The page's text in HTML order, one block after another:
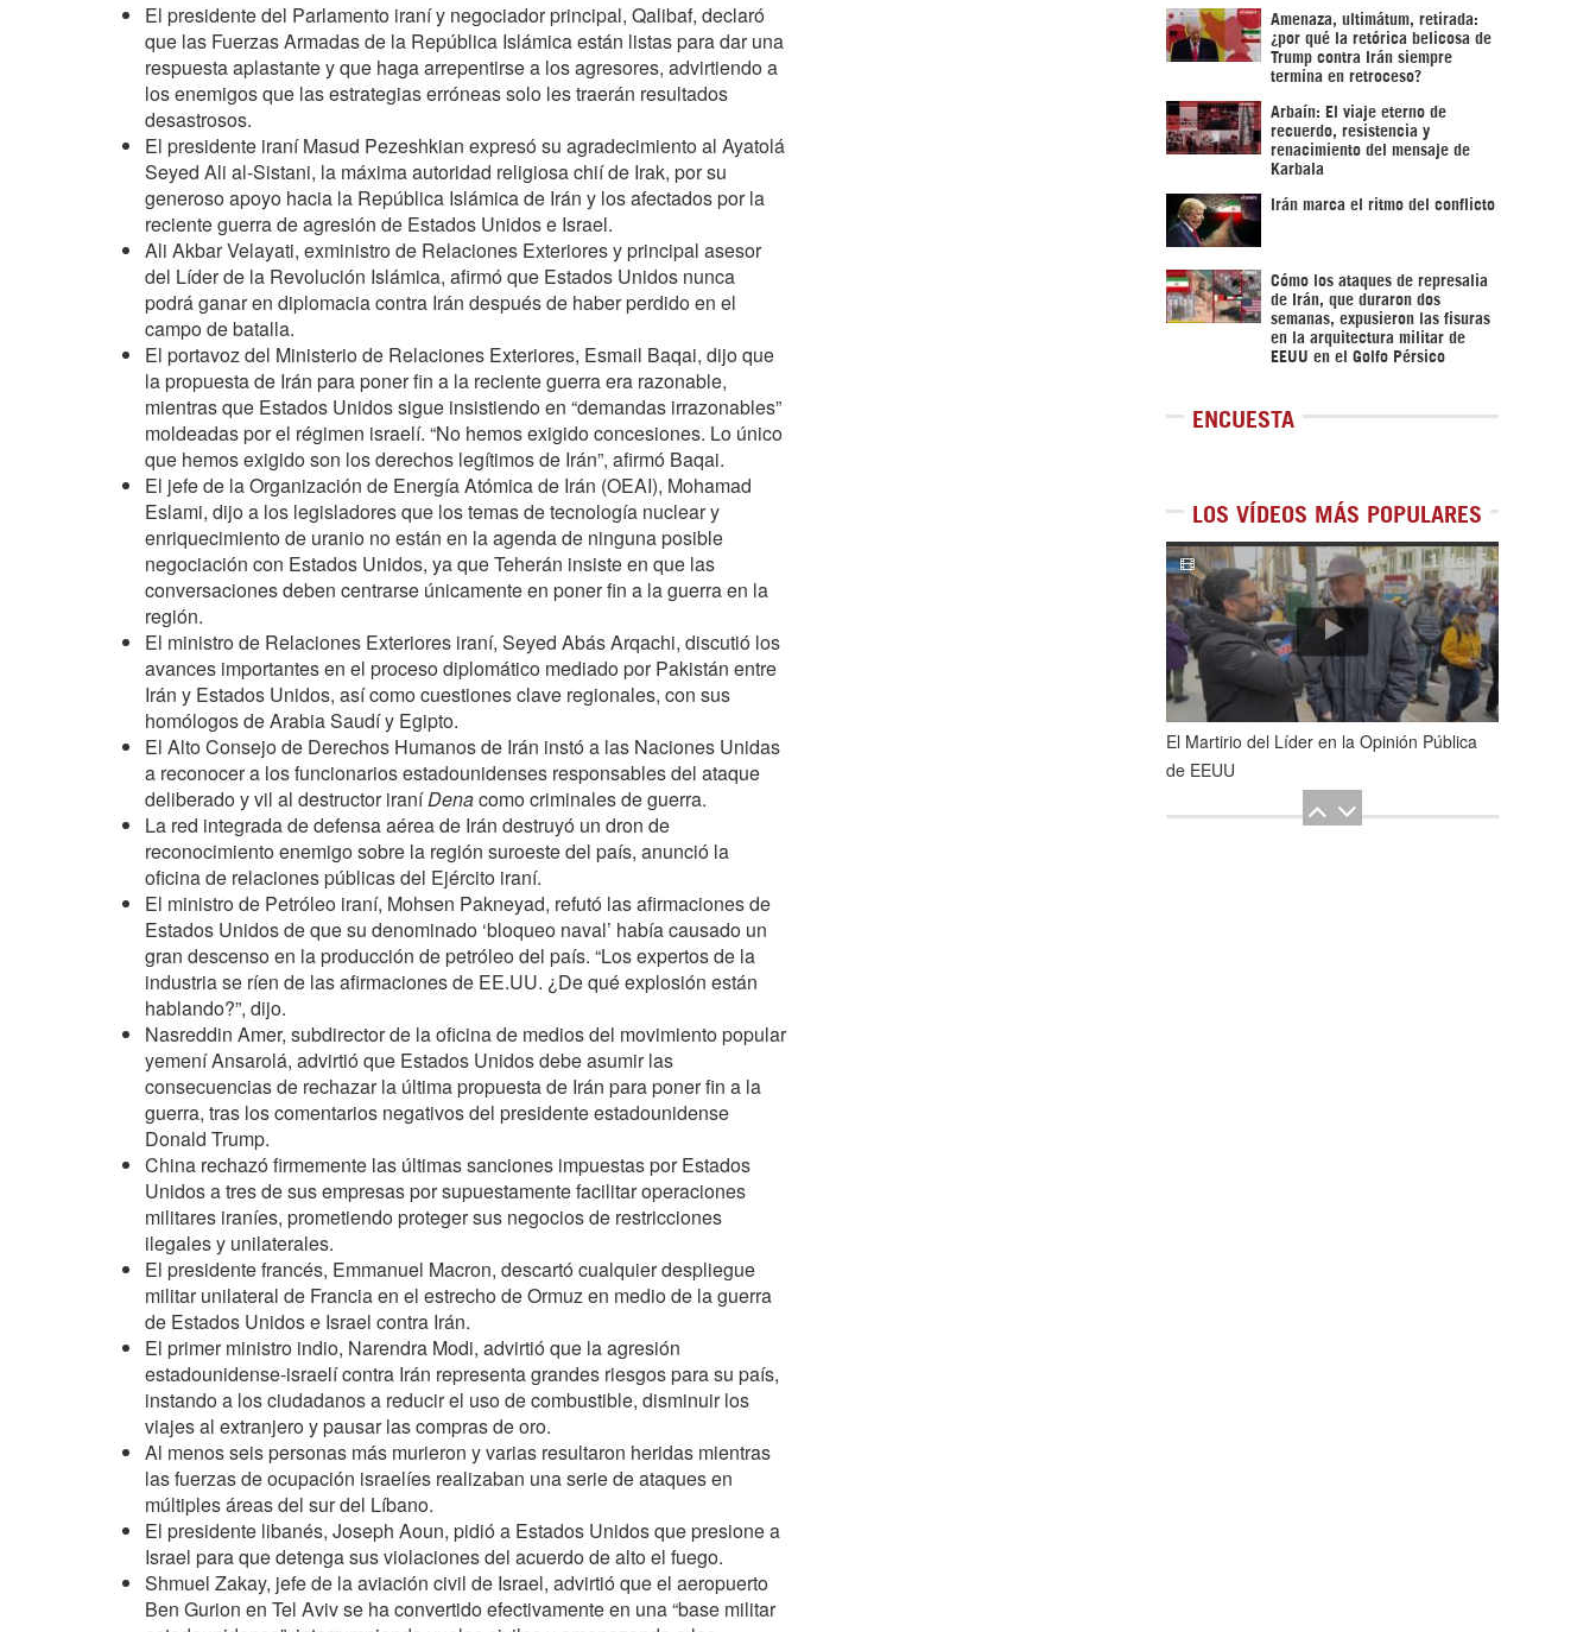
El presidente del Parlamento iraní y negociador principal, Qalibaf, declaró
que las Fuerzas Armadas de la República Islámica están listas para dar una
respuesta aplastante y que haga arrepentirse a los agresores, advirtiendo a
los enemigos que las estrategias erróneas solo les traerán resultados
desastrosos.
El presidente iraní Masud Pezeshkian expresó su agradecimiento al Ayatolá
Seyed Ali al-Sistani, la máxima autoridad religiosa chií de Irak, por su
generoso apoyo hacia la República Islámica de Irán y los afectados por la
reciente guerra de agresión de Estados Unidos e Israel.
Ali Akbar Velayati, exministro de Relaciones Exteriores y principal asesor
del Líder de la Revolución Islámica, afirmó que Estados Unidos nunca
podrá ganar en diplomacia contra Irán después de haber perdido en el
campo de batalla.
El portavoz del Ministerio de Relaciones Exteriores, Esmail Baqai, dijo que
la propuesta de Irán para poner fin a la reciente guerra era razonable,
mientras que Estados Unidos sigue insistiendo en “demandas irrazonables”
moldeadas por el régimen israelí. “No hemos exigido concesiones. Lo único
que hemos exigido son los derechos legítimos de Irán”, afirmó Baqai.
El jefe de la Organización de Energía Atómica de Irán (OEAI), Mohamad
Eslami, dijo a los legisladores que los temas de tecnología nuclear y
enriquecimiento de uranio no están en la agenda de ninguna posible
negociación con Estados Unidos, ya que Teherán insiste en que las
conversaciones deben centrarse únicamente en poner fin a la guerra en la
región.
El ministro de Relaciones Exteriores iraní, Seyed Abás Arqachi, discutió los
avances importantes en el proceso diplomático mediado por Pakistán entre
Irán y Estados Unidos, así como cuestiones clave regionales, con sus
homólogos de Arabia Saudí y Egipto.
El Alto Consejo de Derechos Humanos de Irán instó a las Naciones Unidas
a reconocer a los funcionarios estadounidenses responsables del ataque
deliberado y vil al destructor iraníDenacomo criminales de guerra.
La red integrada de defensa aérea de Irán destruyó un dron de
reconocimiento enemigo sobre la región suroeste del país, anunció la
oficina de relaciones públicas del Ejército iraní.
El ministro de Petróleo iraní, Mohsen Pakneyad, refutó las afirmaciones de
Estados Unidos de que su denominado ‘bloqueo naval’ había causado un
gran descenso en la producción de petróleo del país. “Los expertos de la
industria se ríen de las afirmaciones de EE.UU. ¿De qué explosión están
hablando?”, dijo.
Nasreddin Amer, subdirector de la oficina de medios del movimiento popular
yemení Ansarolá, advirtió que Estados Unidos debe asumir las
consecuencias de rechazar la última propuesta de Irán para poner fin a la
guerra, tras los comentarios negativos del presidente estadounidense
Donald Trump.
China rechazó firmemente las últimas sanciones impuestas por Estados
Unidos a tres de sus empresas por supuestamente facilitar operaciones
militares iraníes, prometiendo proteger sus negocios de restricciones
ilegales y unilaterales.
El presidente francés, Emmanuel Macron, descartó cualquier despliegue
militar unilateral de Francia en el estrecho de Ormuz en medio de la guerra
de Estados Unidos e Israel contra Irán.
El primer ministro indio, Narendra Modi, advirtió que la agresión
estadounidense-israelí contra Irán representa grandes riesgos para su país,
instando a los ciudadanos a reducir el uso de combustible, disminuir los
viajes al extranjero y pausar las compras de oro.
Al menos seis personas más murieron y varias resultaron heridas mientras
las fuerzas de ocupación israelíes realizaban una serie de ataques en
múltiples áreas del sur del Líbano.
El presidente libanés, Joseph Aoun, pidió a Estados Unidos que presione a
Israel para que detenga sus violaciones del acuerdo de alto el fuego.
Shmuel Zakay, jefe de la aviación civil de Israel, advirtió que el aeropuerto
Ben Gurion en Tel Aviv se ha convertido efectivamente en una “base militar
Amenaza, ultimátum, retirada:
¿por qué la retórica belicosa de
Trump contra Irán siempre
termina en retroceso?
Arbaín: El viaje eterno de
recuerdo, resistencia y
renacimiento del mensaje de
Karbala
Irán marca el ritmo del conflicto
Cómo los ataques de represalia
de Irán, que duraron dos
semanas, expusieron las fisuras
en la arquitectura militar de
EEUU en el Golfo Pérsico
ENCUESTA
LOS VÍDEOS MÁS POPULARES
1de5
El Martirio del Líder en la Opinión Pública
de EEUU